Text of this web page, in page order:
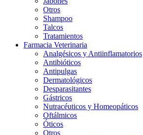
Otros
Shampoo
Talcos
Tratamientos
Farmacia Veterinaria
Analgésicos y Antiinflamatorios
Antibióticos
Antipulgas
Dermatológicos
Desparasitantes
Gástricos
Nutracéuticos y Homeopáticos
Oftálmicos
Óticos
Otros